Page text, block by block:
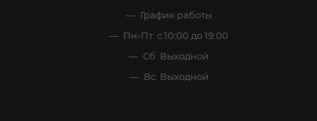
График работы
Пн-Пт: с 10:00 до 19:00
Сб: Выходной
Вс: Выходной